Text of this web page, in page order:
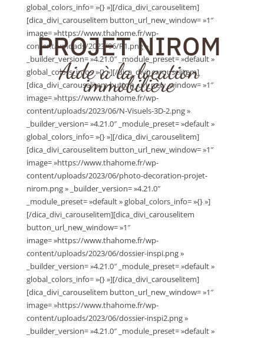
PROJET NIROM
Aide à la location
immobilière
global_colors_info= »{} »][/dica_divi_carouselitem]
[dica_divi_carouselitem button_url_new_window= »1″
image= »https://www.thahome.fr/wp-
content/uploads/2023/06/R1.png »
_builder_version= »4.21.0″ _module_preset= »default »
global_colors_info= »{} »][/dica_divi_carouselitem]
[dica_divi_carouselitem button_url_new_window= »1″
image= »https://www.thahome.fr/wp-
content/uploads/2023/06/N-Visuels-3D-2.png »
_builder_version= »4.21.0″ _module_preset= »default »
global_colors_info= »{} »][/dica_divi_carouselitem]
[dica_divi_carouselitem button_url_new_window= »1″
image= »https://www.thahome.fr/wp-
content/uploads/2023/06/photo-decoration-projet-
nirom.png » _builder_version= »4.21.0″
_module_preset= »default » global_colors_info= »{} »]
[/dica_divi_carouselitem][dica_divi_carouselitem
button_url_new_window= »1″
image= »https://www.thahome.fr/wp-
content/uploads/2023/06/dossier-inspi.png »
_builder_version= »4.21.0″ _module_preset= »default »
global_colors_info= »{} »][/dica_divi_carouselitem]
[dica_divi_carouselitem button_url_new_window= »1″
image= »https://www.thahome.fr/wp-
content/uploads/2023/06/dossier-inspi2.png »
_builder_version= »4.21.0″ _module_preset= »default »